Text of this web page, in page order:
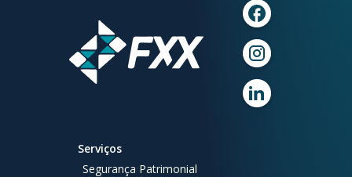
Serviços
Segurança Patrimonial